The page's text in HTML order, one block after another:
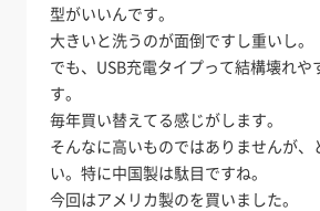
型がいいんです。
大きいと洗うのが面倒ですし重いし。
でも、USB充電タイプって結構壊れや
す。
毎年買い替えてる感じがします。
そんなに高いものではありませんが、
い。特に中国製は駄目ですね。
今回はアメリカ製のを買いました。